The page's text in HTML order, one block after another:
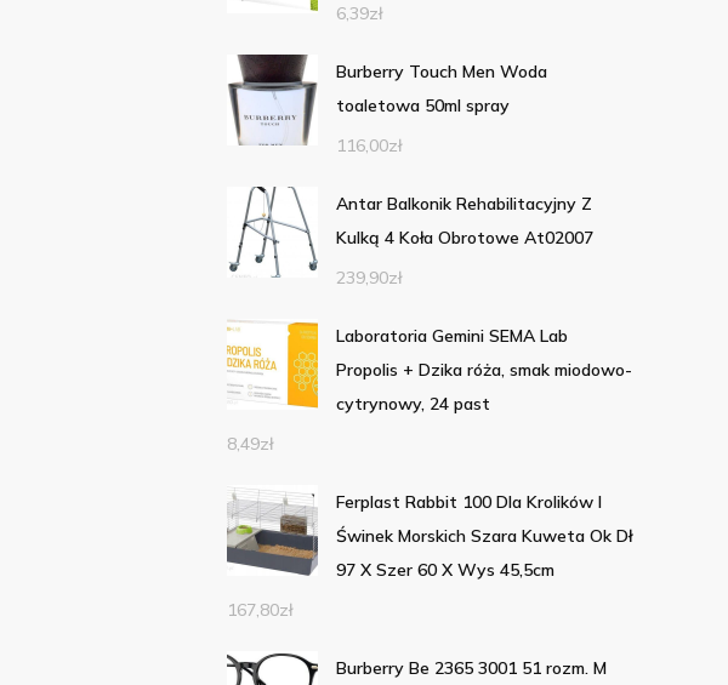
6,39zł
Burberry Touch Men Woda
toaletowa 50ml spray
116,00zł
Antar Balkonik Rehabilitacyjny Z
Kulką 4 Koła Obrotowe At02007
239,90zł
Laboratoria Gemini SEMA Lab
Propolis + Dzika róża, smak miodowo-
cytrynowy, 24 past
8,49zł
Ferplast Rabbit 100 Dla Krolików I
Świnek Morskich Szara Kuweta Ok Dł
97 X Szer 60 X Wys 45,5cm
167,80zł
Burberry Be 2365 3001 51 rozm. M